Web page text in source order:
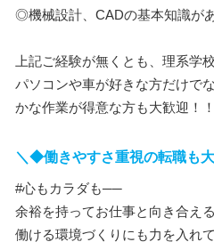
◎機械設計、CADの基本知識が
上記ご経験が無くとも、理系学
パソコンや車が好きな方だけで
かな作業が得意な方も大歓迎！！
＼◆働きやすさ重視の転職も
#心もカラダも──
余裕を持ってお仕事と向き合え
働ける環境づくりにも力を入れて